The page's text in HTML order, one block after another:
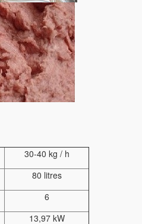
30-40 kg / h
80 litres
6
13,97 kW